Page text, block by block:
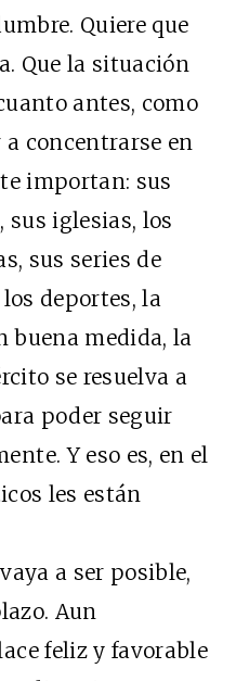
Quiere que
Que la situación
antes, como
a concentrarse en
importan: sus
sus iglesias, los
sus series de
deportes, la
buena medida, la
se resuelva a
poder seguir
Y eso es, en el
les están
a ser posible,
Aun
feliz y favorable